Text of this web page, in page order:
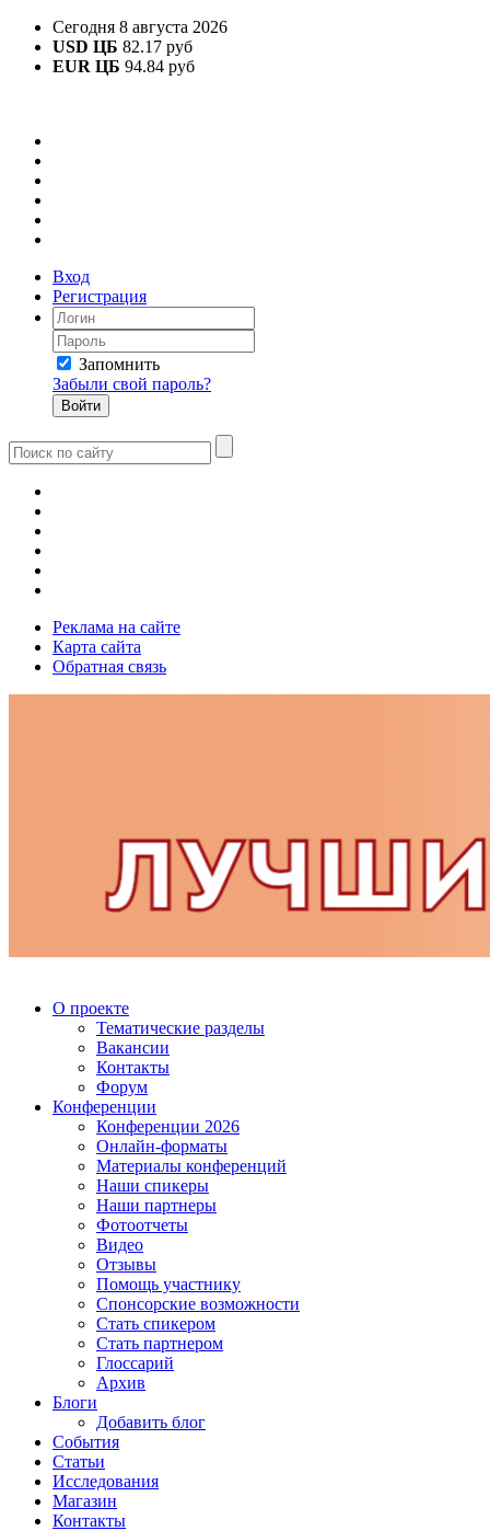
Сегодня 8 августа 2026
USD ЦБ 82.17 руб
EUR ЦБ 94.84 руб
Вход
Регистрация
Запомнить
Забыли свой пароль?
Реклама на сайте
Карта сайта
Обратная связь
О проекте
Тематические разделы
Вакансии
Контакты
Форум
Конференции
Конференции 2026
Онлайн-форматы
Материалы конференций
Наши спикеры
Наши партнеры
Фотоотчеты
Видео
Отзывы
Помощь участнику
Спонсорские возможности
Стать спикером
Стать партнером
Глоссарий
Архив
Блоги
Добавить блог
События
Статьи
Исследования
Магазин
Контакты